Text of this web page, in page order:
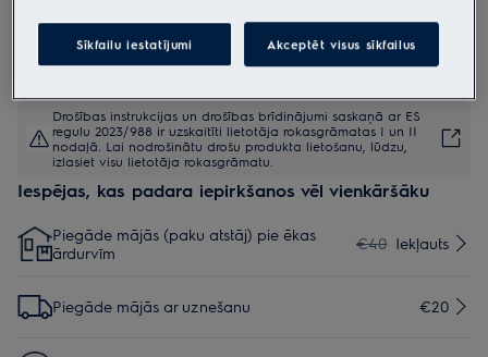
Drošības instrukcijas un drošības brīdinājumi saskaņā ar ES
regulu 2023/988 ir uzskaitīti lietotāja rokasgrāmatas I un II
nodaļā. Lai nodrošinātu drošu produkta lietošanu, lūdzu,
izlasiet visu lietotāja rokasgrāmatu.
Iespējas, kas padara iepirkšanos vēl vienkāršāku
Piegāde mājās (paku atstāj) pie ēkas
ārdurvīm
€40 Iekļauts
Piegāde mājās ar uznešanu €20
Sīkfailu iestatījumi Akceptēt visus sīkfailus